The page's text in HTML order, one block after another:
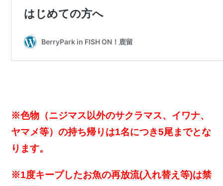
※色物（ニジマス以外のサクラマス、イワナ、
ヤマメ等）の持ち帰りは1名につき5尾までとな
ります。
※1度キープしたお魚の再放流(入れ替え等)は禁